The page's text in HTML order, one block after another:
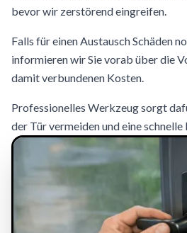
bevor wir zerstörend eingreifen.
Falls für einen Austausch Schäden
informieren wir Sie vorab über die
damit verbundenen Kosten.
Professionelles Werkzeug sorgt
der Tür vermeiden und eine schnelle